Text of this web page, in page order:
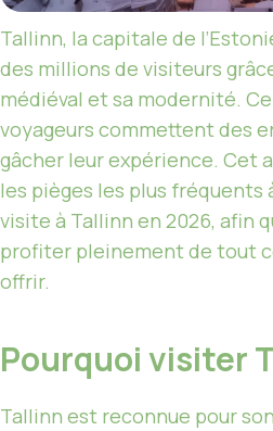
Tallinn, la capitale de
des millions de visiteurs
médiéval et sa modernité.
voyageurs commettent des
gâcher leur expérience. Cet
les pièges les plus fréquents
visite à Tallinn en 2026, afin
profiter pleinement de tout
offrir.
Pourquoi visiter
Tallinn est reconnue pour son